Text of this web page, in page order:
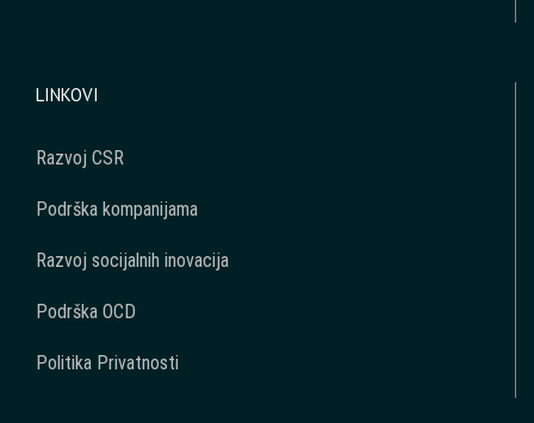
LINKOVI
Razvoj CSR
Podrška kompanijama
Razvoj socijalnih inovacija
Podrška OCD
Politika Privatnosti